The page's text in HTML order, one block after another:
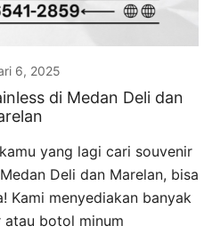
6, 2025
di Medan Deli dan
yang lagi cari souvenir
Deli dan Marelan, bisa
Kami menyediakan banyak
atau botol minum